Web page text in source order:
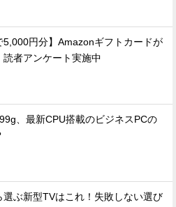
5,000円分】Amazonギフトカードが
読者アンケート実施中
、最新CPU搭載のビジネスPCの
選ぶ新型TVはこれ！失敗しない選び